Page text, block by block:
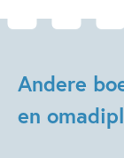
Andere
en